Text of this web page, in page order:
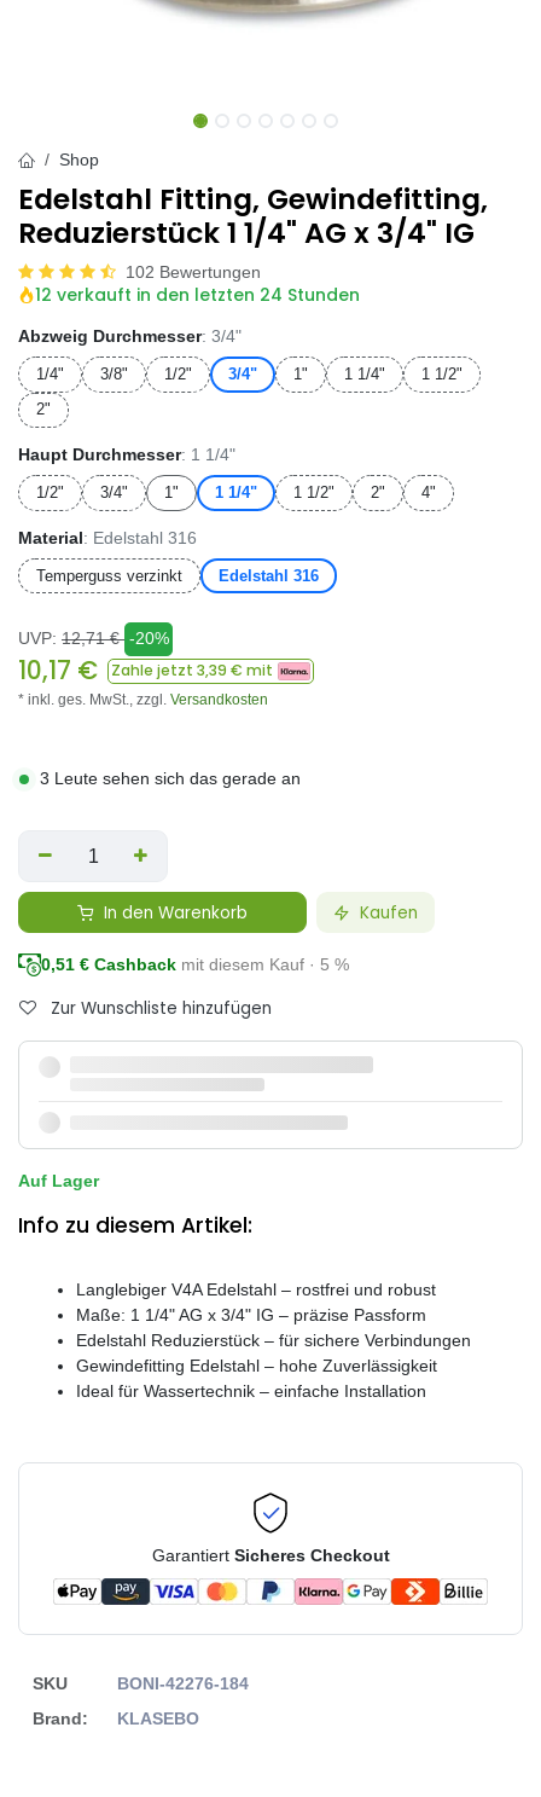
Shop
Edelstahl Fitting, Gewindefitting,
Reduzierstück 1 1/4" AG x 3/4" IG
102 Bewertungen
12 verkauft in den letzten 24 Stunden
Abzweig Durchmesser: 3/4"
1/4" 3/8" 1/2" 3/4" 1" 1 1/4"
1 1/2"
2"
Haupt Durchmesser: 1 1/4"
1/2" 3/4" 1" 1 1/4" 1 1/2" 2" 4"
Material: Edelstahl 316
Temperguss verzinkt Edelstahl 316
UVP: 12,71€ -20%
10,17 € Zahle jetzt 3,39 € mit
* inkl. ges. MwSt., zzgl. Versandkosten
3 Leute sehen sich das gerade an
In den Warenkorb Kaufen
0,51 € Cashback mit diesem Kauf · 5 %
Zur Wunschliste hinzufügen
Auf Lager
Info zu diesem Artikel:
Langlebiger V4A Edelstahl – rostfrei und robust
Maße: 1 1/4" AG x 3/4" IG – präzise Passform
Edelstahl Reduzierstück – für sichere Verbindungen
Gewindefitting Edelstahl – hohe Zuverlässigkeit
Ideal für Wassertechnik – einfache Installation
Garantiert Sicheres Checkout
SKU
BONI-42276-184
Brand:
KLASEBO